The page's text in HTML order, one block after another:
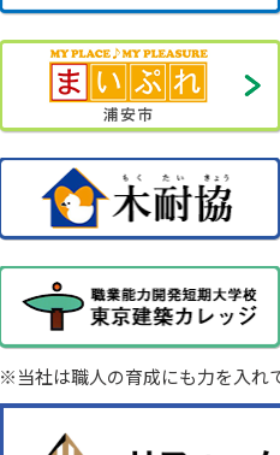
※当社は職人の育成にも力を入れ